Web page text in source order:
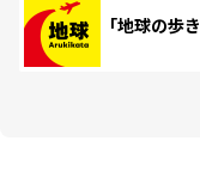
「地球の歩